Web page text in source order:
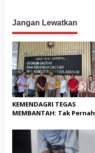
USUT TUNTAS GURITA
PUNGLI BERJAMAAH SERTA
KEPALA DINAS PENDIDIKAN
Jangan Lewatkan
KEMENDAGRI TEGAS
MEMBANTAH: Tak Pernah
STC Tak Diperpanjang